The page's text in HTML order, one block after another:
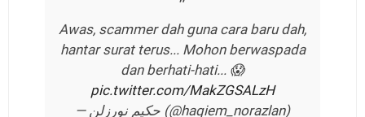
Awas, scammer dah guna cara baru dah,
hantar surat terus... Mohon berwaspada
dan berhati-hati... 😱
pic.twitter.com/MakZGSALzH
— حكيم نورزلن (@haqiem_norazlan)